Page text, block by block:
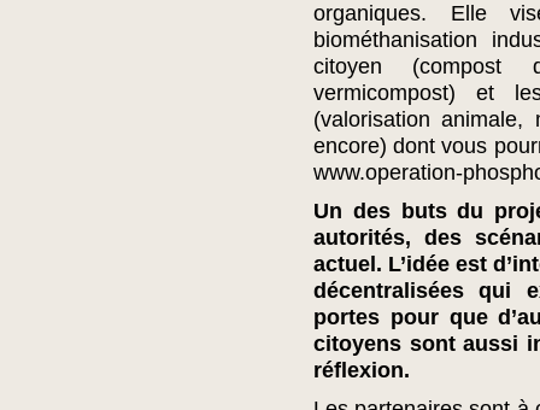
organiques. Elle
biométhanisation
citoyen (compost
vermicompost) et
(valorisation animale,
encore) dont vous
www.operation-
Un des buts du
autorités, des
actuel. L’idée est
décentralisées qui
portes pour que
citoyens sont aussi
réflexion.